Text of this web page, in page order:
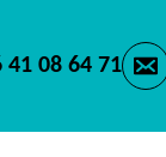
41 08 64 71